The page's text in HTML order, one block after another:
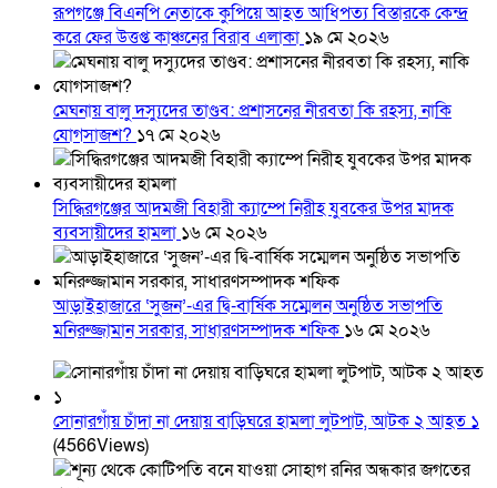
রূপগঞ্জে বিএনপি নেতাকে কুপিয়ে আহত আধিপত্য বিস্তারকে কেন্দ্র
করে ফের উত্তপ্ত কাঞ্চনের বিরাব এলাকা ১৯ মে ২০২৬
মেঘনায় বালু দস্যুদের তাণ্ডব: প্রশাসনের নীরবতা কি রহস্য, নাকি
যোগসাজশ? ১৭ মে ২০২৬
সিদ্ধিরগঞ্জের আদমজী বিহারী ক্যাম্পে নিরীহ যুবকের উপর মাদক
ব্যবসায়ীদের হামলা ১৬ মে ২০২৬
আড়াইহাজারে ‘সুজন’-এর দ্বি-বার্ষিক সম্মেলন অনুষ্ঠিত সভাপতি
মনিরুজ্জামান সরকার, সাধারণসম্পাদক শফিক ১৬ মে ২০২৬
সোনারগাঁয় চাঁদা না দেয়ায় বাড়িঘরে হামলা লুটপাট, আটক ২ আহত ১
(4566Views)